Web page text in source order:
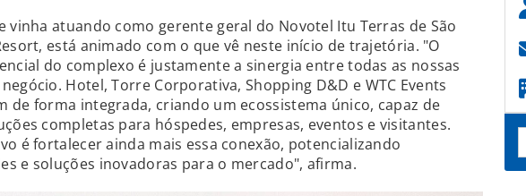
vinha atuando como gerente geral do Novotel Itu Terras de São
está animado com o que vê neste início de trajetória. "O
do complexo é justamente a sinergia entre todas as nossas
Hotel, Torre Corporativa, Shopping D&D e WTC Events
de forma integrada, criando um ecossistema único, capaz de
completas para hóspedes, empresas, eventos e visitantes.
é fortalecer ainda mais essa conexão, potencializando
e soluções inovadoras para o mercado", afirma.